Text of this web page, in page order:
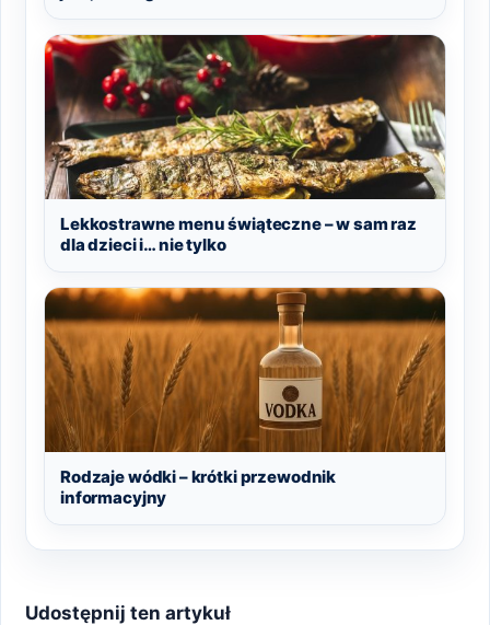
Lekkostrawne menu świąteczne – w sam raz
dla dzieci i… nie tylko
Rodzaje wódki – krótki przewodnik
informacyjny
Udostępnij ten artykuł